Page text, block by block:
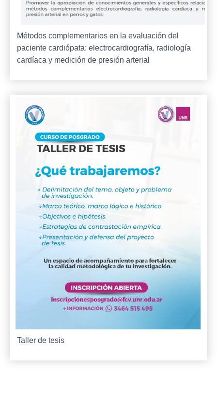
Métodos complementarios en la evaluación del
paciente cardiópata: electrocardiografía, radiología
cardíaca y medición de presión arterial
Taller de tesis